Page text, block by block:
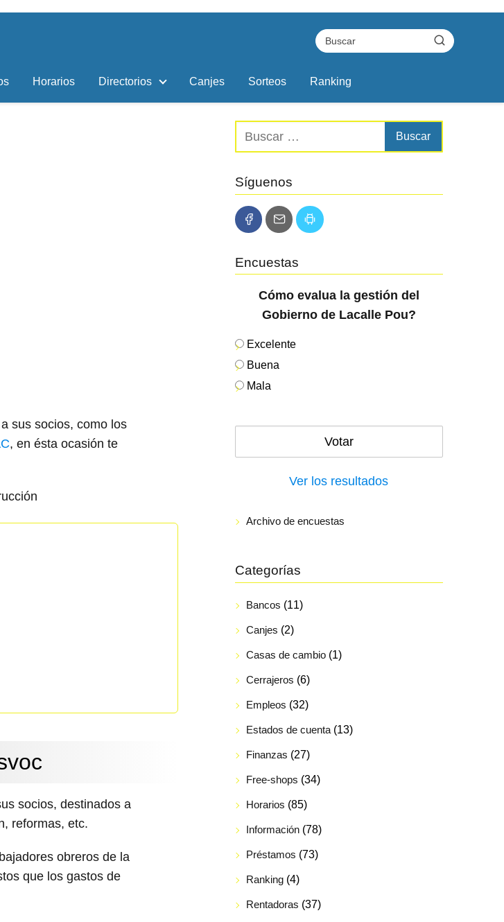
Horarios Directorios Canjes Sorteos Ranking
sus socios, como los
, en ésta ocasión te
socios, destinados a
reformas, etc.
obreros de la
que los gastos de
Síguenos
Encuestas
Cómo evalua la gestión del
Gobierno de Lacalle Pou?
Excelente
Buena
Mala
Ver los resultados
Archivo de encuestas
Categorías
Bancos (11)
Canjes (2)
Casas de cambio(1)
Cerrajeros (6)
Empleos (32)
Estados de cuenta(13)
Finanzas (27)
Free-shops (34)
Horarios (85)
Información(78)
Préstamos (73)
Ranking(4)
Rentadoras (37)